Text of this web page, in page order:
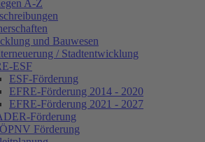
A-Z
und Bauwesen
/ Stadtentwicklung
ESF
ESF-Förderung
EFRE-Förderung 2014 - 2020
EFRE-Förderung 2021 - 2027
Förderung
Förderung